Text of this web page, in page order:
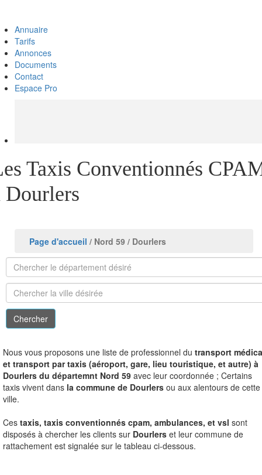
Annuaire
Tarifs
Annonces
Documents
Contact
Espace Pro
Taxis Conventionnés
Dourlers
Page d'accueil / Nord 59 / Dourlers
Nous vous proposons une liste de professionnel du transport
et transport par taxis (aéroport, gare, lieu touristique, et autre) à
Dourlers du départemnt Nord 59 avec leur coordonnée ; Certains
taxis vivent dans la commune de Dourlers ou aux alentours de cette
ville.
Ces taxis, taxis conventionnés cpam, ambulances, et vsl sont
disposés à chercher les clients sur Dourlers et leur commune de
rattachement est signalée sur le tableau ci-dessous.